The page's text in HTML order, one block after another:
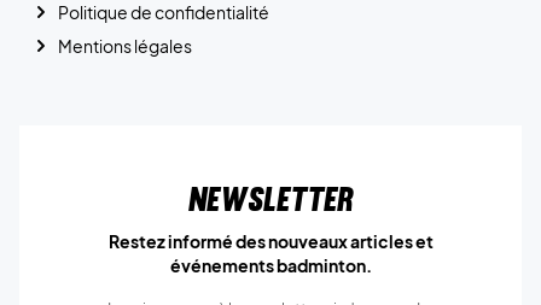
Politique de confidentialité
Mentions légales
Newsletter
Restez informé des nouveaux articles et
événements badminton.